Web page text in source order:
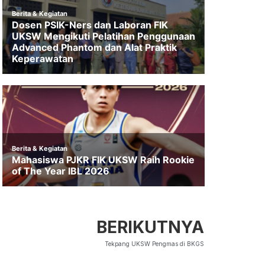
BERIKUTNYA
Tekpang UKSW Pengmas di BKGS